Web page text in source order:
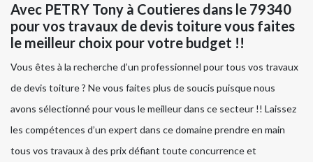
Avec PETRY Tony à Coutieres dans le 79340
pour vos travaux de devis toiture vous faites
le meilleur choix pour votre budget !!
Vous êtes à la recherche d’un professionnel pour tous vos travaux
de devis toiture ? Ne vous faites plus de soucis puisque nous
avons sélectionné pour vous le meilleur dans ce secteur !! Laissez
les compétences d’un expert dans ce domaine prendre en main
tous vos travaux à des prix défiant toute concurrence et